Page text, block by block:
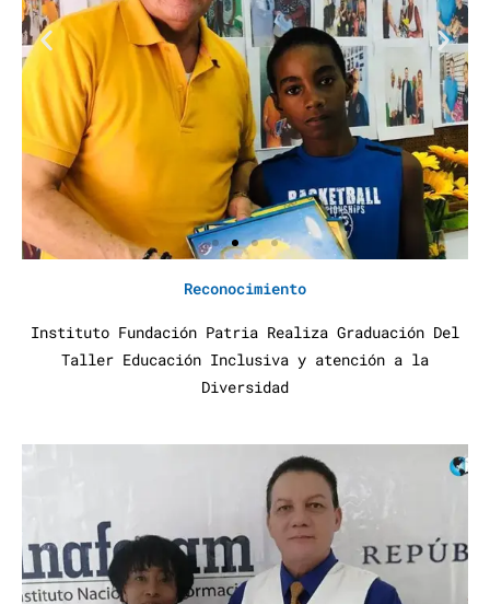
Reconocimiento
Instituto Fundación Patria Realiza Graduación Del
Taller Educación Inclusiva y atención a la
Diversidad